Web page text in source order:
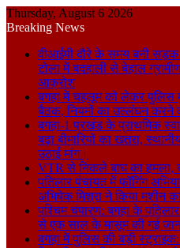
Thursday, August 6 2026
Breaking News
वीआईपी दौरे के समय बनी
टोला में बदहाली से बेहाल
आक्रोश
बगहा में चहलूम को लेकर पुलिस
बैठक, नियमों का उल्लंघन करने
बगहा-1 प्रखंड के प्राथमिक
बढ़ा बीमारियों का खतरा,
उठाई मांग।
VTR से निकले बाघ का हमला,
पतिलार पंचायत में फॉगिंग
अभिषेक मिश्रा ने किया मशीन
पश्चिम चंपारण: बगहा के
से एक साल के मासूम की गई
बगहा में पुलिस की बड़ी